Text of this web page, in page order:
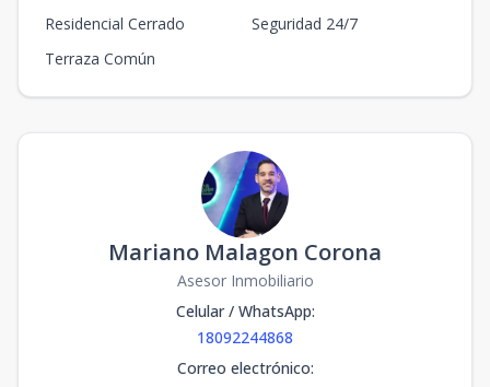
Residencial Cerrado
Seguridad 24/7
Terraza Común
Mariano Malagon Corona
Asesor Inmobiliario
Celular / WhatsApp:
18092244868
Correo electrónico: